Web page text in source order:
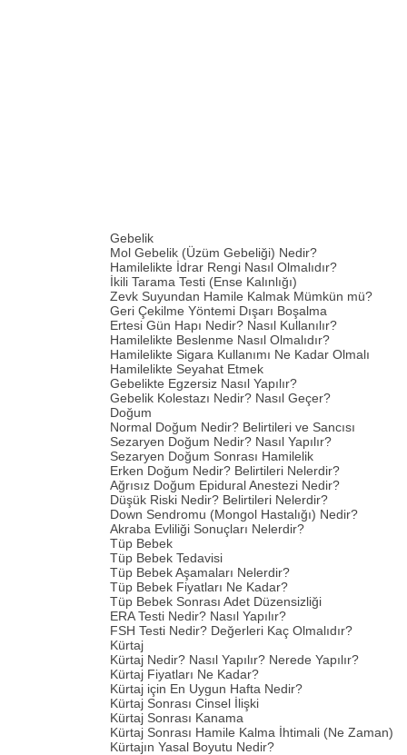
Gebelik
Mol Gebelik (Üzüm Gebeliği) Nedir?
Hamilelikte İdrar Rengi Nasıl Olmalıdır?
İkili Tarama Testi (Ense Kalınlığı)
Zevk Suyundan Hamile Kalmak Mümkün mü?
Geri Çekilme Yöntemi Dışarı Boşalma
Ertesi Gün Hapı Nedir? Nasıl Kullanılır?
Hamilelikte Beslenme Nasıl Olmalıdır?
Hamilelikte Sigara Kullanımı Ne Kadar Olmalı
Hamilelikte Seyahat Etmek
Gebelikte Egzersiz Nasıl Yapılır?
Gebelik Kolestazı Nedir? Nasıl Geçer?
Doğum
Normal Doğum Nedir? Belirtileri ve Sancısı
Sezaryen Doğum Nedir? Nasıl Yapılır?
Sezaryen Doğum Sonrası Hamilelik
Erken Doğum Nedir? Belirtileri Nelerdir?
Ağrısız Doğum Epidural Anestezi Nedir?
Düşük Riski Nedir? Belirtileri Nelerdir?
Down Sendromu (Mongol Hastalığı) Nedir?
Akraba Evliliği Sonuçları Nelerdir?
Tüp Bebek
Tüp Bebek Tedavisi
Tüp Bebek Aşamaları Nelerdir?
Tüp Bebek Fiyatları Ne Kadar?
Tüp Bebek Sonrası Adet Düzensizliği
ERA Testi Nedir? Nasıl Yapılır?
FSH Testi Nedir? Değerleri Kaç Olmalıdır?
Kürtaj
Kürtaj Nedir? Nasıl Yapılır? Nerede Yapılır?
Kürtaj Fiyatları Ne Kadar?
Kürtaj için En Uygun Hafta Nedir?
Kürtaj Sonrası Cinsel İlişki
Kürtaj Sonrası Kanama
Kürtaj Sonrası Hamile Kalma İhtimali (Ne Zaman)
Kürtajın Yasal Boyutu Nedir?